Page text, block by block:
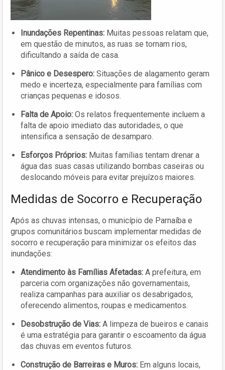
Inundações Repentinas: Muitas pessoas relatam que,
em questão de minutos, as ruas se tornam rios,
dificultando a saída de casa.
Pânico e Desespero: Situações de alagamento geram
medo e incerteza, especialmente para famílias com
crianças pequenas e idosos.
Falta de Apoio: Os relatos frequentemente incluem a
falta de apoio imediato das autoridades, o que
intensifica a sensação de desamparo.
Esforços Próprios: Muitas famílias tentam drenar a
água das suas casas utilizando bombas caseiras ou
deslocando móveis para evitar prejuízos maiores.
Medidas de Socorro e Recuperação
Após as chuvas intensas, o município de Parnaíba e
grupos comunitários buscam implementar medidas de
socorro e recuperação para minimizar os efeitos das
inundações:
Atendimento às Famílias Afetadas: A prefeitura, em
parceria com organizações não governamentais,
realiza campanhas para auxiliar os desabrigados,
oferecendo alimentos, roupas e medicamentos.
Desobstrução de Vias: A limpeza de bueiros e canais
é uma estratégia para garantir o escoamento da água
das chuvas em eventos futuros.
Construção de Barreiras e Muros: Em alguns locais,